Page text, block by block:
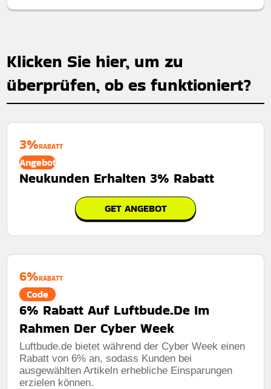
Klicken Sie hier, um zu
überprüfen, ob es funktioniert?
3%RABATT
Angebot
Neukunden Erhalten 3% Rabatt
GET ANGEBOT
6%RABATT
Code
6% Rabatt Auf Luftbude.De Im
Rahmen Der Cyber Week
Luftbude.de bietet während der Cyber ​​Week einen
Rabatt von 6% an, sodass Kunden bei
ausgewählten Artikeln erhebliche Einsparungen
erzielen können.